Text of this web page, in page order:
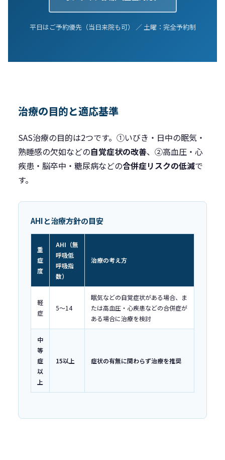
平日はご予約優先（当日来院も可） ／ 土曜：完全予約制
治療の目的と適応基準
SAS治療の目的は2つです。①いびき・日中の眠気・
熟睡感の欠如などの自覚症状の改善、②高血圧・心
疾患・脳卒中・糖尿病などの合併症リスクの低減で
す。
AHIと治療方針の目安
重
症
度
AHI（無
呼吸低
呼吸指
数）
治療の考え方
軽
症
5〜14
眠気などの自覚症状がある場合、ま
たは高血圧・心疾患などの合併症が
ある場合に治療を検討
中
等
症
以
上
15以上 症状の有無に関わらず治療を推奨